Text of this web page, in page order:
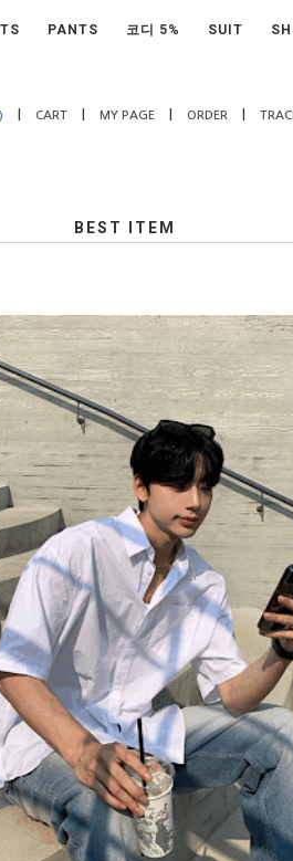
PANTS 코디 5% SUIT
CART MY PAGE ORDER
BEST ITEM